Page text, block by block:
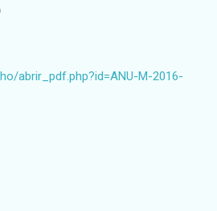
abrir_pdf.php?id=ANU-M-2016-